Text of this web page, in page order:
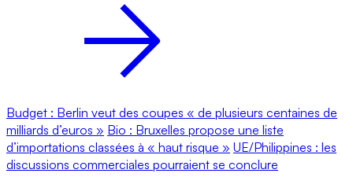
Budget : Berlin veut des coupes « de plusieurs centaines de
milliards d’euros » Bio : Bruxelles propose une liste
d’importations classées à « haut risque » UE/Philippines : les
discussions commerciales pourraient se conclure